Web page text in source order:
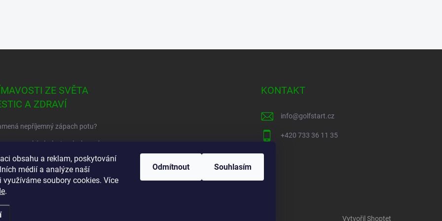
obsahu a reklam, poskytování
médií a analýze naší
využíváme soubory cookies. Více
.
Odmítnout Souhlasím
ZE SVĚTA
A ZDRAVÍ
nepříjemný zápach potu?
na vysoký cholesterol a krevní
fyzického investičního
neboli silver squeeze je tady ?
KONTAKT
info@golfstart.cz
+420 733 36 11 35
Vytvořil Shoptet